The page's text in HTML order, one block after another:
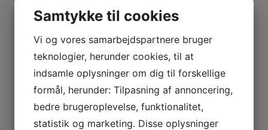
Tidspunkt:
STED
Multisalen
Nejrupvej 2, 7620 Lemvig
Lemvig , 7620 Danmark + Google Maps
Samtykke til cookies
Vi og vores samarbejdspartnere bruger
teknologier, herunder cookies, til at
indsamle oplysninger om dig til forskellige
formål, herunder: Tilpasning af annoncering,
bedre brugeroplevelse, funktionalitet,
statistik og marketing. Disse oplysninger